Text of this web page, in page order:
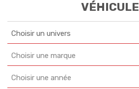
VÉHICULE
Choisir un univers
Choisir une marque
Choisir une année